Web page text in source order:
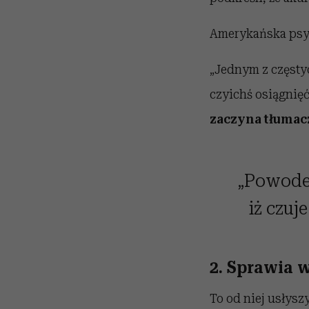
Amerykańska
„Jednym z
czyichś
zaczyna
iż
2. Sprawia
To od niej